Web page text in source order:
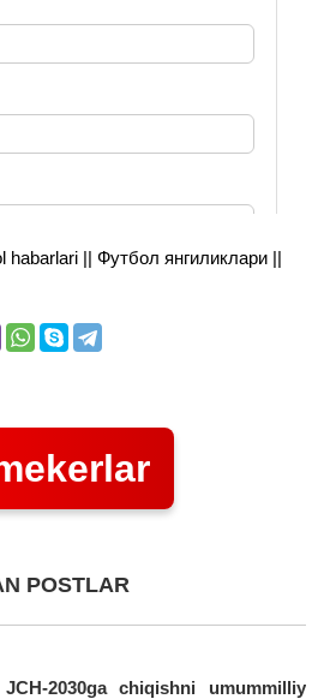
habarlari || Футбол янгиликлари ||
POSTLAR
2030ga chiqishni umummilliy